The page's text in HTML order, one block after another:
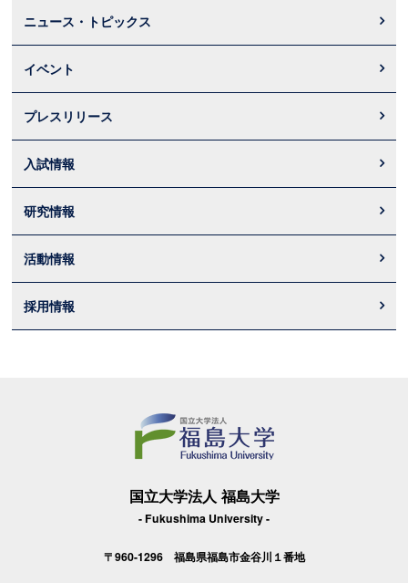
ニュース・トピックス
イベント
プレスリリース
入試情報
研究情報
活動情報
採用情報
国立大学法人 福島大学
- Fukushima University -
〒960-1296 福島県福島市金谷川１番地